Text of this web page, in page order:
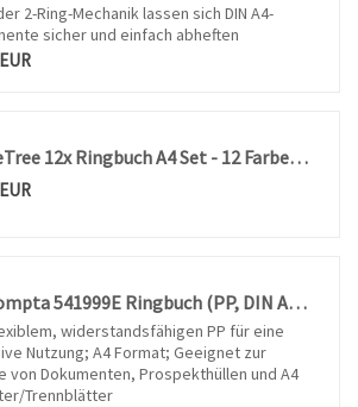
2-Ring-Mechanik lassen sich DIN A4-
sicher und einfach abheften
OfficeTree 12x Ringbuch A4 Set - 12 Farben - 2-Ring-Mechanik - Ringmappe A4 Rückenbreite 3,5cm - Ringhefter aus robusten Kunststoff - Ringordner schmal inkl. Sticker - Hefter
Exacompta 541999E Ringbuch (PP, DIN A4, blickdicht, 2 Ringe, Rücken 20mm) gemischte farben
widerstandsfähigen PP für eine
Nutzung; A4 Format; Geeignet zur
von Dokumenten, Prospekthüllen und A4
Trennblätter